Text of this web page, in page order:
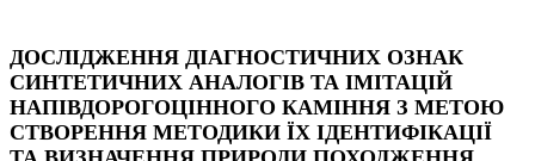
ДОСЛІДЖЕННЯ ДІАГНОСТИЧНИХ ОЗНАК
СИНТЕТИЧНИХ АНАЛОГІВ ТА ІМІТАЦІЙ
НАПІВДОРОГОЦІННОГО КАМІННЯ З МЕТОЮ
СТВОРЕННЯ МЕТОДИКИ ЇХ ІДЕНТИФІКАЦІЇ